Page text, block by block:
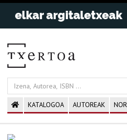
KATALOGOA AUTOREAK